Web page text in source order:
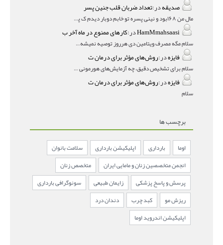
صدیقهدر:تعداد ضربان قلب جنین پسر
مال من ۱۶۸بود و نینی پسره تو خابم دوبار دیدم ک پسره
HamMmahsaasiدر:کارهای ممنوع در ماه آخر ب
سلام مگه مصرف ویتامین دی هرروز توصیه نمیشه؟درمقاله میگه
فایزهدر:روش‌های مؤثر برای درمان ت
سلام برای تشخیص دقیق، چه آزمایش‌های هورمونی و چه سونوگر
فایزهدر:روش‌های مؤثر برای درمان ت
سلام
برچسب ها
اوما بارداری اپلیکیشن بارداری
سلامت بانوان
انجمن متخصصین زنان و مامایی ایران
متخصص زنان
پرسش و پاسخ پزشکی
زایمان طبیعی
سونوگرافی بارداری
ریزش مو
کبد چرب
دندان درد
اپلیکیشن اندروید اوما